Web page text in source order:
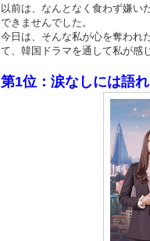
以前は、なんとなく食わず嫌い
できませんでした。
今日は、そんな私が心を奪われ
て、韓国ドラマを通して私が感
第1位：涙なしには語